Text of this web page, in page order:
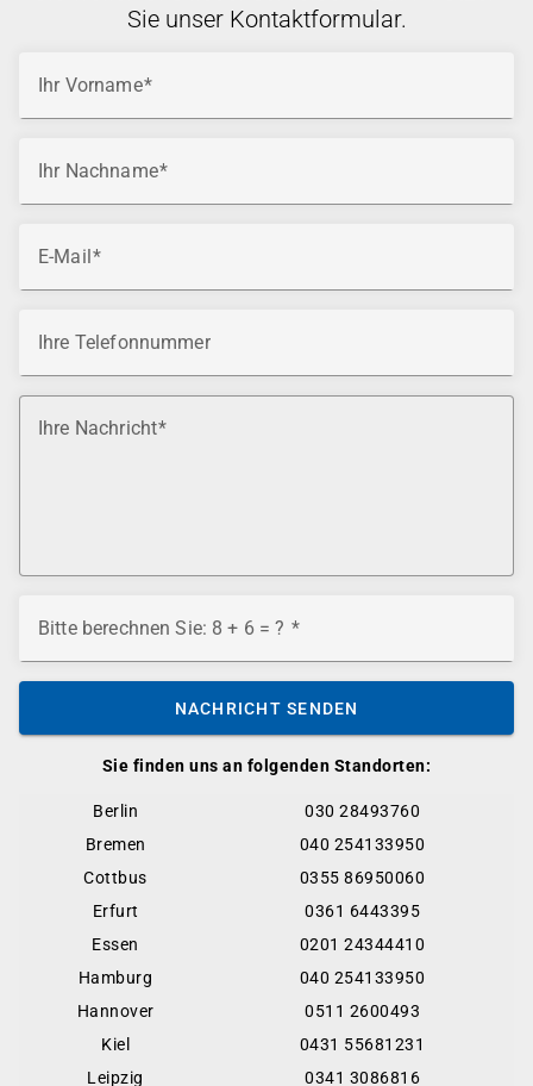
Sie finden uns an folgenden Standorten:
Berlin
030 28493760
Bremen
040 254133950
Cottbus
0355 86950060
Erfurt
0361 6443395
Essen
0201 24344410
Hamburg
040 254133950
Hannover
0511 2600493
Kiel
0431 55681231
Leipzig
0341 3086816
Sie unser Kontaktformular.
Ihr Vorname
Ihr Nachname
E-Mail
Ihre Telefonnummer
Ihre Nachricht
Bitte berechnen Sie: 8 + 6 = ?
NACHRICHT SENDEN